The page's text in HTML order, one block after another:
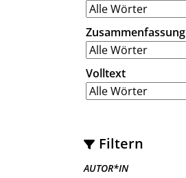
Zusammenfassung
Volltext
Filtern
AUTOR*IN